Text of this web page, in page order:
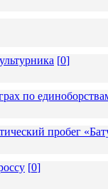
[0]
по
пробег
[0]